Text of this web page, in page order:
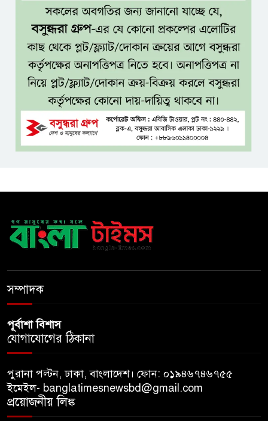
চেক বিতরণ
ধলেশ্বরী থেকে অবৈধ বালু উত্তোলন,
হুমকিতে শামসুল হক সেতু
বঙ্গভবনের নতুন বাসিন্দা কি মির্জা
ফখরুল? বিএনপিতে জোর
আলোচনা, সিদ্ধান্ত নেবেন তারেক
রহমান
বাংলাদেশে এলো থাইল্যান্ডের শীর্ষ
কফি ব্র্যান্ড ‘ক্যাফে আমাজন
সম্পাদক
পূর্বাশা বিশাস
যোগাযোগের ঠিকানা
পুরানা পল্টন, ঢাকা, বাংলাদেশ। ফোন: ০১৯৪৬৭৪৬৭৫৫
ইমেইল- banglatimesnewsbd@gmail.com
প্রয়োজনীয় লিঙ্ক